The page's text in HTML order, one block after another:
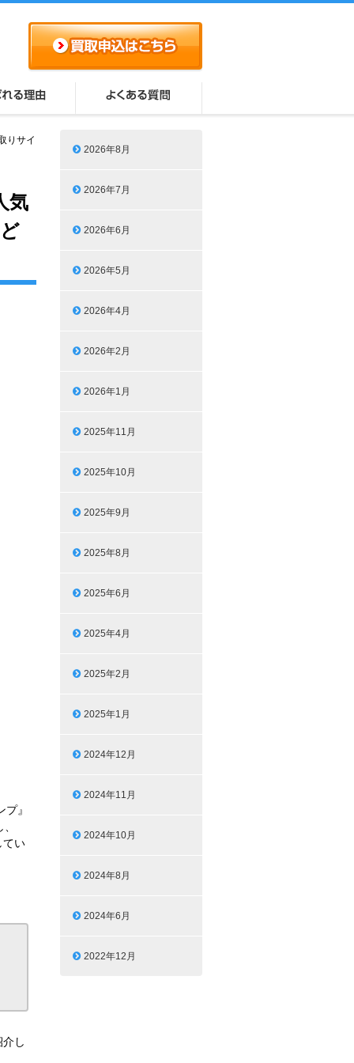
りサイ
気
』
てい
し
2026年8月
2026年7月
2026年6月
2026年5月
2026年4月
2026年2月
2026年1月
2025年11月
2025年10月
2025年9月
2025年8月
2025年6月
2025年4月
2025年2月
2025年1月
2024年12月
2024年11月
2024年10月
2024年8月
2024年6月
2022年12月